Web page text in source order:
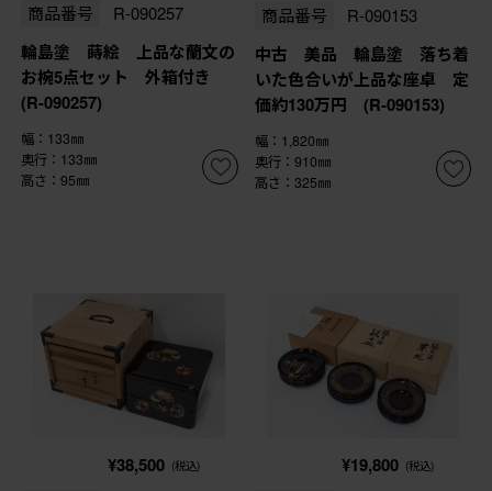
商品番号 R-090257
輪島塗 蒔絵 上品な蘭文の
お椀5点セット 外箱付き
(R-090257)
幅：133㎜
奥行：133㎜
高さ：95㎜
商品番号 R-090153
中古 美品 輪島塗 落ち着
いた色合いが上品な座卓 定
価約130万円 (R-090153)
幅：1,820㎜
奥行：910㎜
高さ：325㎜
¥38,500 (税込) ¥19,800 (税込)